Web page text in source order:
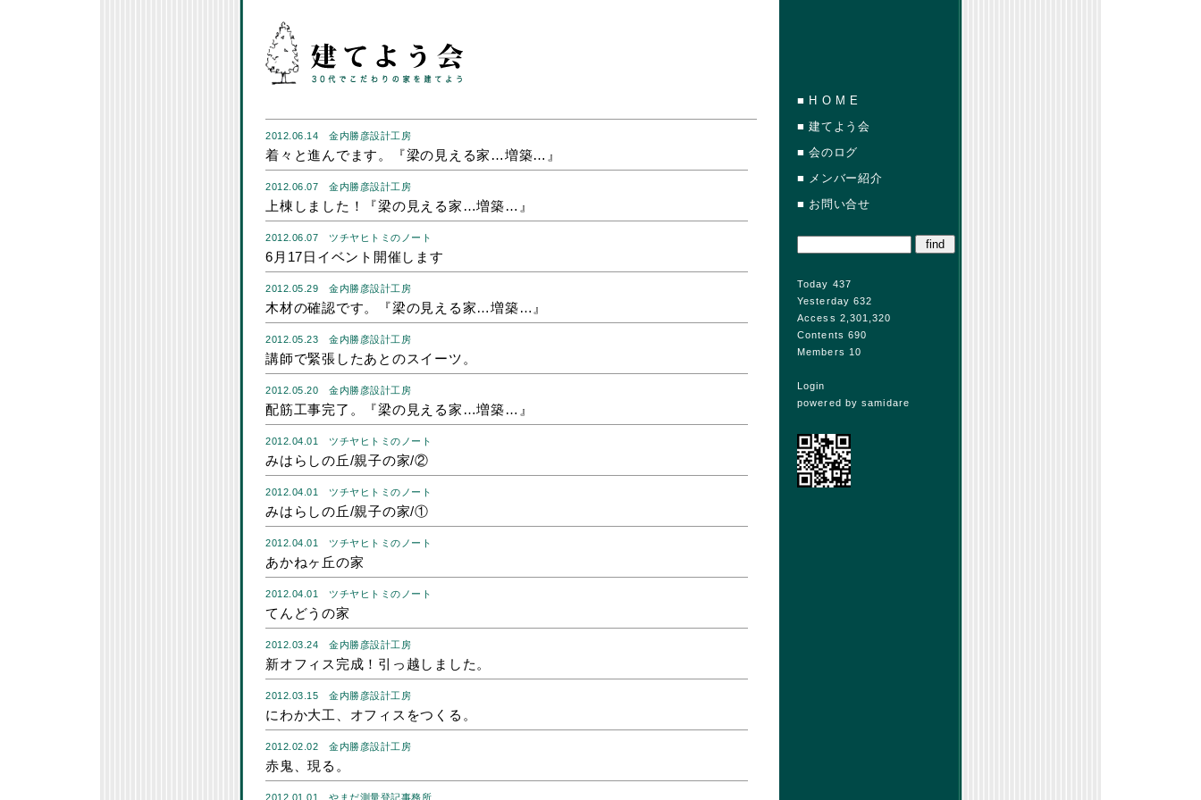
2012.06.14金内勝彦設計工房
着々と進んでます。『梁の見える家…増築…』
2012.06.07金内勝彦設計工房
上棟しました！『梁の見える家…増築…』
2012.06.07ツチヤヒトミのノート
6月17日イベント開催します
2012.05.29金内勝彦設計工房
木材の確認です。『梁の見える家…増築…』
2012.05.23金内勝彦設計工房
講師で緊張したあとのスイーツ。
2012.05.20金内勝彦設計工房
配筋工事完了。『梁の見える家…増築…』
2012.04.01ツチヤヒトミのノート
みはらしの丘/親子の家/②
2012.04.01ツチヤヒトミのノート
みはらしの丘/親子の家/①
2012.04.01ツチヤヒトミのノート
あかねヶ丘の家
2012.04.01ツチヤヒトミのノート
てんどうの家
2012.03.24金内勝彦設計工房
新オフィス完成！引っ越しました。
2012.03.15金内勝彦設計工房
にわか大工、オフィスをつくる。
2012.02.02金内勝彦設計工房
赤鬼、現る。
2012.01.01やまだ測量登記事務所
■ H O M E
■建てよう会
■会のログ
■ メンバー紹介
■ お問い合せ
Today 437
Yesterday 632
Access 2,301,320
Contents 690
Members 10
Login
powered bysamidare